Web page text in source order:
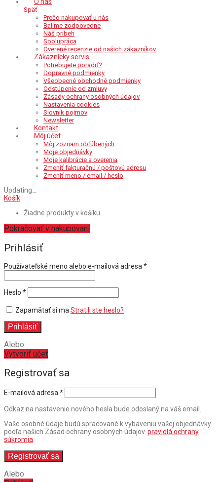
Späť
Prečo nakupovať u nás
Balíme zodpovedne
Náš príbeh
Spolupráca
Overené recenzie od našich zákazníkov
Zákaznícky servis
Potrebujete poradiť?
Dopravné podmienky
Všeobecné obchodné podmienky
Odstúpenie od zmluvy
Zásady ochrany osobných údajov
Nastavenia cookies
Slovník pojmov
Newsletter
Kontakt
Môj účet
Môj zoznam obľúbených
Moje objednávky
Moje kalibrácie a overenia
Zmeniť fakturačnú / poštovú adresu
Zmeniť meno / email / heslo
Updating…
Košík
Žiadne produkty v košíku.
Pokračovať v nakupovaní
Prihlásiť
Používateľské meno alebo e-mailová adresa *Povinné
Heslo *Povinné
Zapamätať si ma Stratili ste heslo?
Prihlásiť
Alebo
Vytvoriť účet
Registrovať sa
E-mailová adresa *
Odkaz na nastavenie nového hesla bude odoslaný na váš email.
Vaše osobné údaje budú spracované k vybaveniu vašej objednávky
podľa našich Zásad ochrany osobných údajov. pravidlá ochrany
súkromia
Registrovať sa
Alebo